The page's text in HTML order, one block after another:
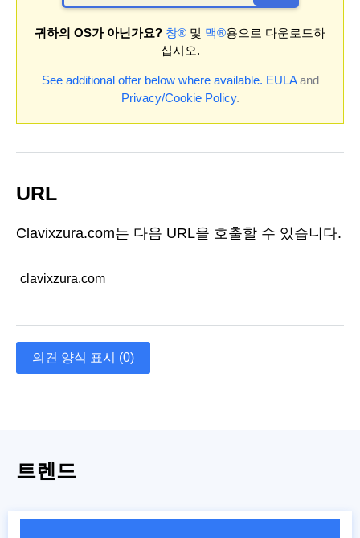
귀하의 OS가 아닌가요? 창® 및 맥®용으로 다운로드하
십시오.
See additional offer below where available. EULAand
Privacy/Cookie Policy.
URL
Clavixzura.com는 다음 URL을 호출할 수 있습니다.
clavixzura.com
의견 양식 표시 (0)
트렌드